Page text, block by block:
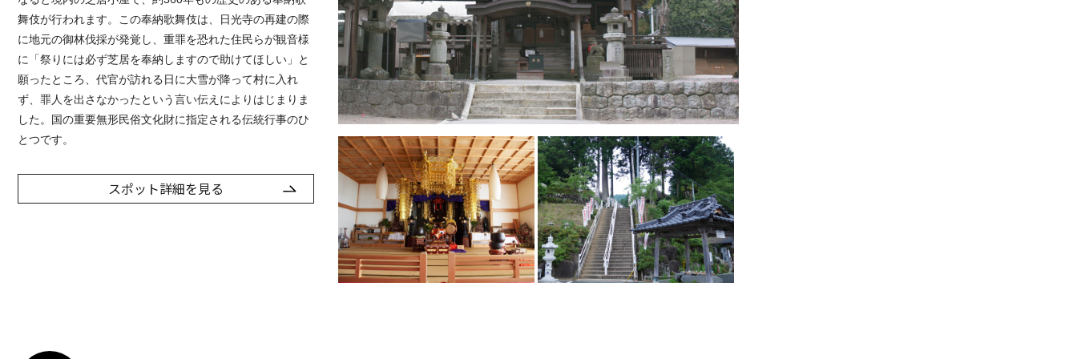
舞伎が行われます。この奉納歌舞伎は、日光寺の再建の際
に地元の御林伐採が発覚し、重罪を恐れた住民らが観音様
に「祭りには必ず芝居を奉納しますので助けてほしい」と
願ったところ、代官が訪れる日に大雪が降って村に入れ
ず、罪人を出さなかったという言い伝えによりはじまりま
した。国の重要無形民俗文化財に指定される伝統行事のひ
とつです。
スポット詳細を見る